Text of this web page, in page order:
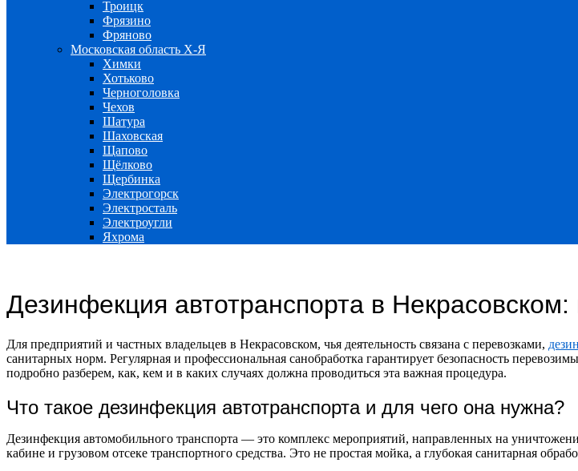
Троицк
Фрязино
Фряново
Московская область Х-Я
Химки
Хотьково
Черноголовка
Чехов
Шатура
Шаховская
Щапово
Щёлково
Щербинка
Электрогорск
Электросталь
Электроугли
Яхрома
Дезинфекция автотранспорта в
Для предприятий и частных владельцев в Некрасовском, чья деятельность связана с перевозками,
санитарных норм. Регулярная и профессиональная санобработка гарантирует безопасность
подробно разберем, как, кем и в каких случаях должна проводиться эта важная процедура.
Что такое дезинфекция автотранспорта и для чего она нужна?
Дезинфекция автомобильного транспорта — это комплекс мероприятий, направленных на
кабине и грузовом отсеке транспортного средства. Это не простая мойка, а глубокая санитарная